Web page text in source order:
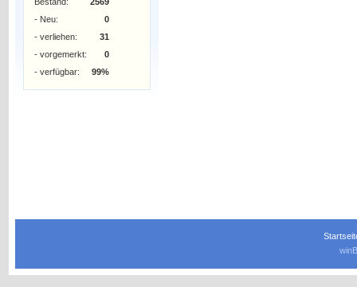
- Neu:
0
- verliehen:
31
- vorgemerkt:
0
- verfügbar:
99%